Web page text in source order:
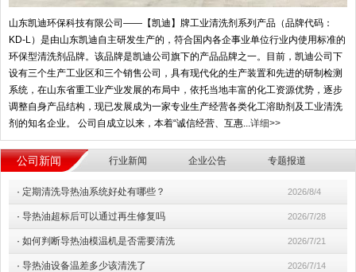
山东凯迪环保科技有限公司——【凯迪】牌工业清洗剂系列产品（品牌代码：
KD-L）是由山东凯迪自主研发生产的，符合国内各企事业单位行业内使用标准的
环保型清洗剂品牌。该品牌是凯迪公司旗下的产品品牌之一。目前，凯迪公司下
设有三个生产工业区和三个销售公司，具有现代化的生产装置和先进的研制检测
系统，在山东省重工业产业发展的布局中，依托当地丰富的化工资源优势，逐步
调整自身产品结构，现已发展成为一家专业生产经营各类化工溶助剂及工业清洗
剂的知名企业。 公司自成立以来，本着“诚信经营、互惠... 详细>>
公司新闻 行业新闻 企业公告 专题报道
· 定期清洗导热油系统好处有哪些？ 2026/8/4
· 导热油超标后可以通过再生修复吗 2026/7/28
· 如何判断导热油模温机是否需要清洗 2026/7/21
· 导热油设备温差多少该清洗了 2026/7/14